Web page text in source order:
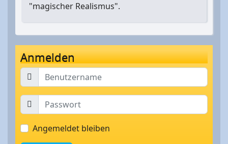
"magischer Realismus".
Anmelden
Angemeldet bleiben